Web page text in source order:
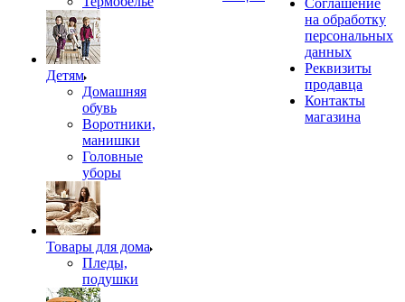
Детям
Домашняя
обувь
Воротники,
манишки
Головные
уборы
Товары для дома
Пледы,
подушки
Соглашение
на обработку
персональных
данных
Реквизиты
продавца
Контакты
магазина